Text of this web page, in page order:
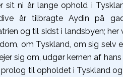
sit ni år lange ophold i
år tilbragte Aydin på
og til sidst i landsbyen; her
om Tyskland, om sig selv
sig om, udgør kernen af
til opholdet i Tyskland